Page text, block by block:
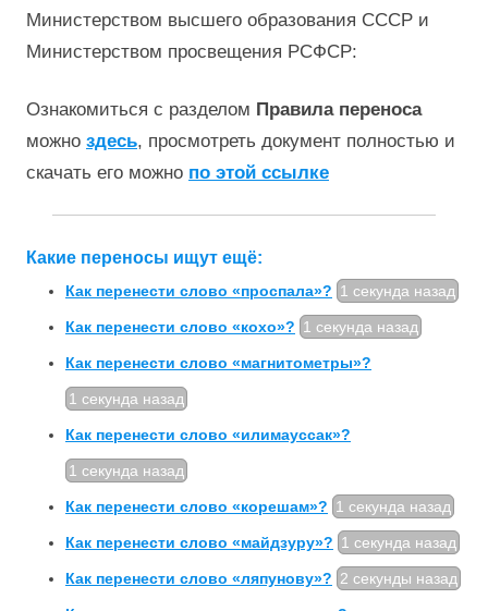
Министерством высшего образования СССР и
Министерством просвещения РСФСР:
Ознакомиться с разделом Правила переноса
можно здесь, просмотреть документ полностью и
скачать его можно по этой ссылке
Какие переносы ищут ещё:
Как перенести слово «проспала»? 1 секунда назад
Как перенести слово «кохо»? 1 секунда назад
Как перенести слово «магнитометры»?
1 секунда назад
Как перенести слово «илимауссак»?
1 секунда назад
Как перенести слово «корешам»? 1 секунда назад
Как перенести слово «майдзуру»? 1 секунда назад
Как перенести слово «ляпунову»? 2 секунды назад